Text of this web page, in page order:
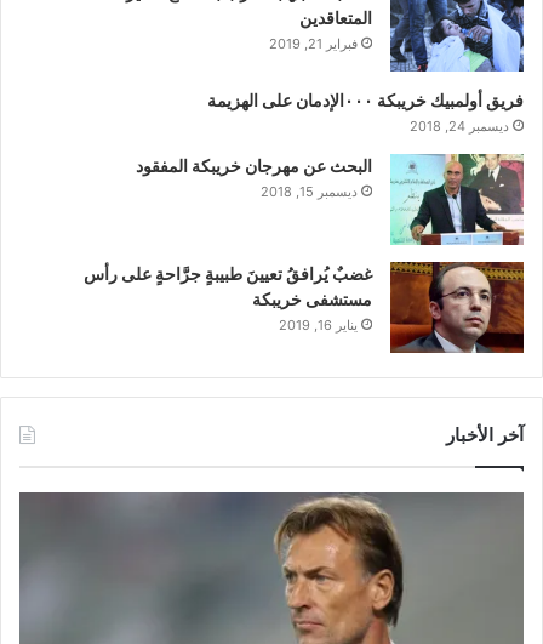
المتعاقدين
فبراير 21, 2019
فريق أولمبيك خريبكة ٠٠٠الإدمان على الهزيمة
ديسمبر 24, 2018
البحث عن مهرجان خريبكة المفقود
ديسمبر 15, 2018
غضبٌ يُرافقُ تعيينَ طبيبةٍ جرَّاحةٍ على رأس
مستشفى خريبكة
يناير 16, 2019
آخر الأخبار